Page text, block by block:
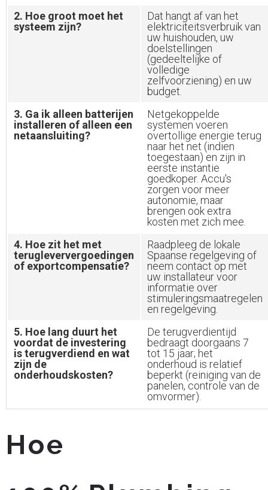
2. Hoe groot moet het
systeem zijn?
Dat hangt af van het
elektriciteitsverbruik van
uw huishouden, uw
doelstellingen
(gedeeltelijke of
volledige
zelfvoorziening) en uw
budget.
3. Ga ik alleen batterijen
installeren of alleen een
netaansluiting?
Netgekoppelde
systemen voeren
overtollige energie terug
naar het net (indien
toegestaan) en zijn in
eerste instantie
goedkoper. Accu's
zorgen voor meer
autonomie, maar
brengen ook extra
kosten met zich mee.
4. Hoe zit het met
terugleververgoedingen
of exportcompensatie?
Raadpleeg de lokale
Spaanse regelgeving of
neem contact op met
uw installateur voor
informatie over
stimuleringsmaatregelen
en regelgeving.
5. Hoe lang duurt het
voordat de investering
is terugverdiend en wat
zijn de
onderhoudskosten?
De terugverdientijd
bedraagt doorgaans 7
tot 15 jaar; het
onderhoud is relatief
beperkt (reiniging van de
panelen, controle van de
omvormer).
Hoe